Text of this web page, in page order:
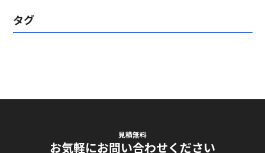
タグ
見積無料
お気軽にお問い合わせください